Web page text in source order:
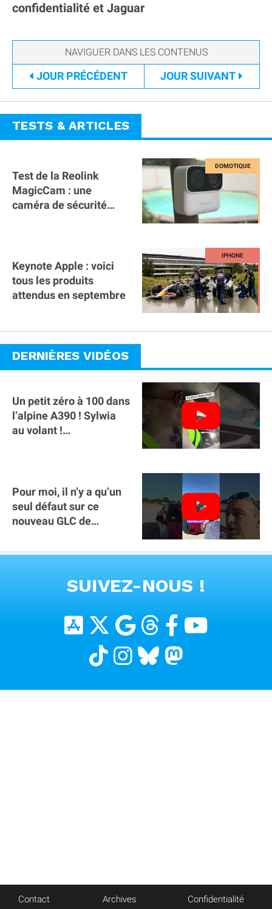
confidentialité et Jaguar
JOUR PRÉCÉDENT JOURSUIVANT
TESTS & ARTICLES
Test de la Reolink
MagicCam : une
caméra de sécurité
Keynote Apple : voici
tous les produits
attendus en septembre
DERNIÈRES VIDÉOS
Un petit zéro à 100 dans
l’alpine A390 ￼! Sylwia
au volant !
Pour moi, il n’y a qu’un
seul défaut sur ce
nouveau GLC de
clé sur téléphone
SUIVEZ-NOUS !
Contact Archives Confidentialité